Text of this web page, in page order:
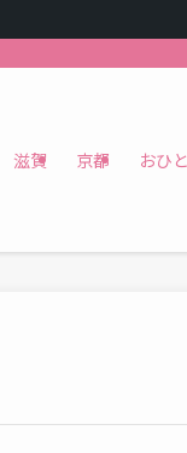
滋賀 京都 おひ